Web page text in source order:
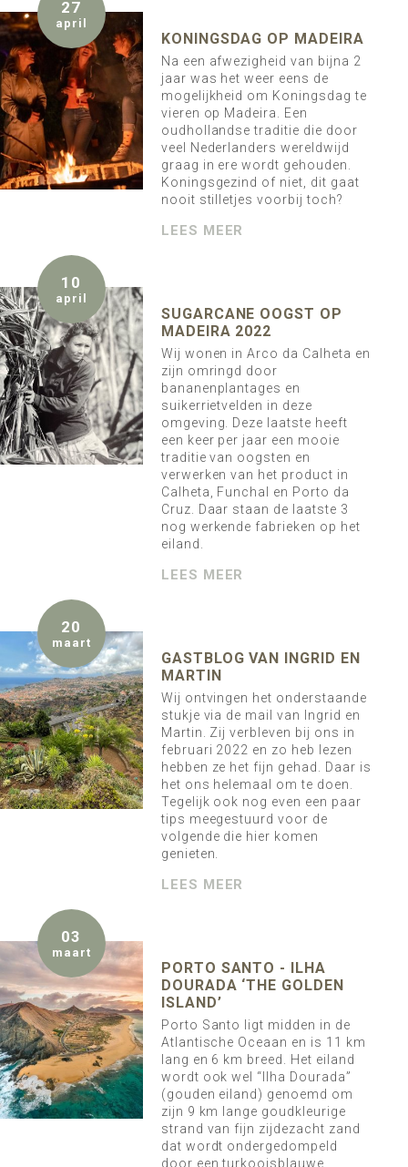
27
april
KONINGSDAG OP MADEIRA
Na een afwezigheid van bijna 2
jaar was het weer eens de
mogelijkheid om Koningsdag te
vieren op Madeira. Een
oudhollandse traditie die door
veel Nederlanders wereldwijd
graag in ere wordt gehouden.
Koningsgezind of niet, dit gaat
nooit stilletjes voorbij toch?
LEES MEER
10
april
SUGARCANE OOGST OP
MADEIRA 2022
Wij wonen in Arco da Calheta en
zijn omringd door
bananenplantages en
suikerrietvelden in deze
omgeving. Deze laatste heeft
een keer per jaar een mooie
traditie van oogsten en
verwerken van het product in
Calheta, Funchal en Porto da
Cruz. Daar staan de laatste 3
nog werkende fabrieken op het
eiland.
LEES MEER
20
maart
GASTBLOG VAN INGRID EN
MARTIN
Wij ontvingen het onderstaande
stukje via de mail van Ingrid en
Martin. Zij verbleven bij ons in
februari 2022 en zo heb lezen
hebben ze het fijn gehad. Daar is
het ons helemaal om te doen.
Tegelijk ook nog even een paar
tips meegestuurd voor de
volgende die hier komen
genieten.
LEES MEER
03
maart
PORTO SANTO - ILHA
DOURADA ‘THE GOLDEN
ISLAND’
Porto Santo ligt midden in de
Atlantische Oceaan en is 11 km
lang en 6 km breed. Het eiland
wordt ook wel “Ilha Dourada”
(gouden eiland) genoemd om
zijn 9 km lange goudkleurige
strand van fijn zijdezacht zand
dat wordt ondergedompeld
door een turkooisblauwe